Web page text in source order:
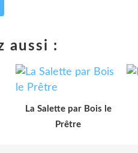
aussi :
La Salette par Bois le
Prêtre